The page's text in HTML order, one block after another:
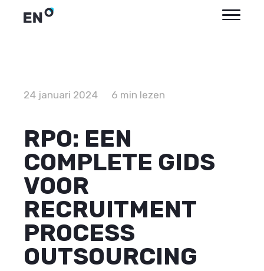
24 januari 2024 6 min lezen
RPO: EEN
COMPLETE GIDS
VOOR
RECRUITMENT
PROCESS
OUTSOURCING